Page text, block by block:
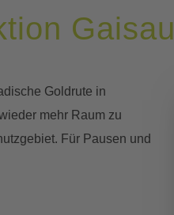
Gaisau
Goldrute in
mehr Raum zu
Für Pausen und